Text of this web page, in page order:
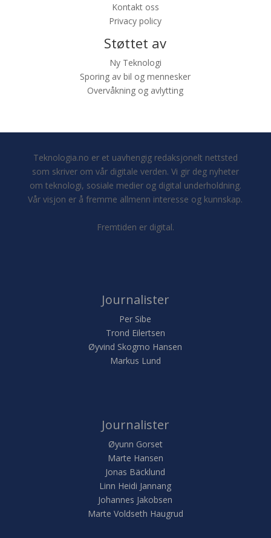
Kontakt oss
Privacy policy
Støttet av
Ny Teknologi
Sporing av bil og mennesker
Overvåkning og avlytting
Teknologia.no er et uavhengig redaksjonelt nettsted
som skriver om vår digitale verden. Vi gir deg nyheter
om teknologi, sosiale medier og digital underholdning.
Vår visjon er å fremme allmenn interesse og kunnskap.
Fremtiden er digital.
Journalister
Per Sibe
Trond Eilertsen
Øyvind Skogmo Hansen
Markus Lund
Journalister
Øyunn Gorset
Marte Hansen
Jonas Bäcklund
Linn Heidi Jannang
Johannes Jakobsen
Marte Voldseth Haugrud